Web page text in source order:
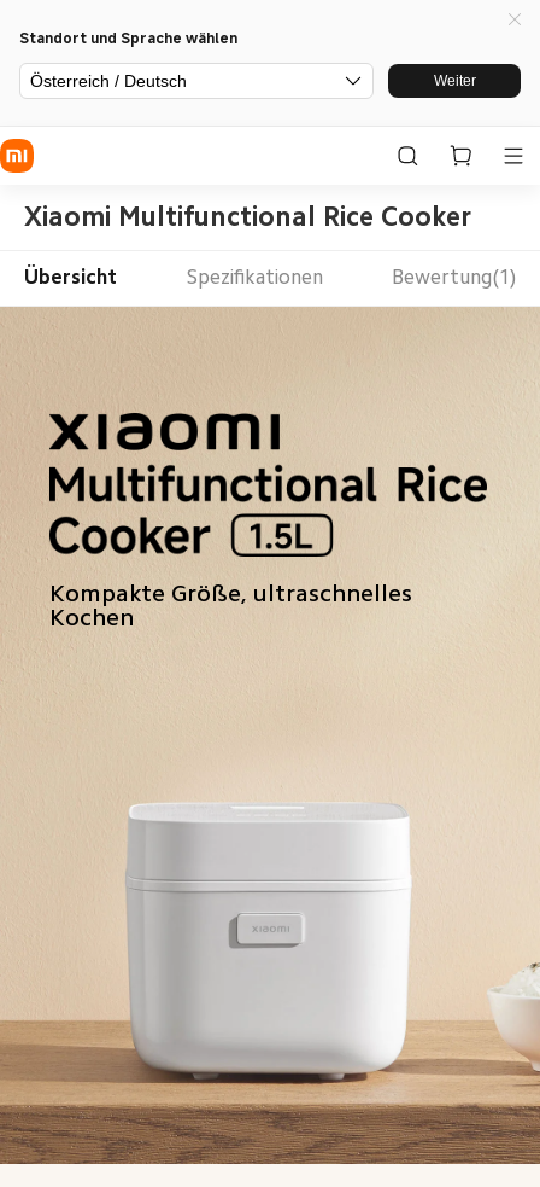
Standort und Sprache wählen
Österreich / Deutsch Weiter
Xiaomi Multifunctional Rice Cooker
Übersicht Spezifikationen Bewertung(1)
Kompakte Größe, ultraschnelles
Kochen